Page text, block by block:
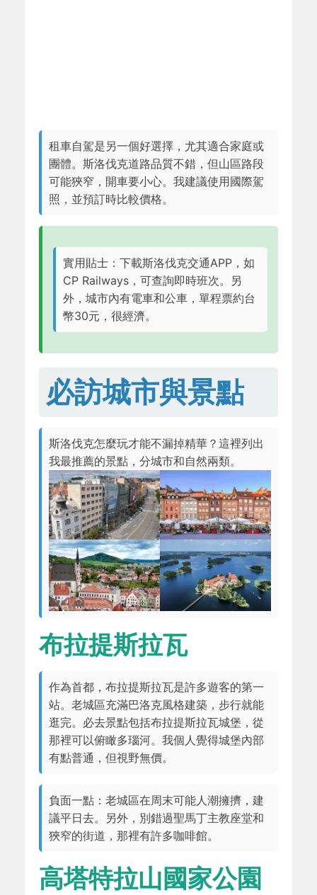
租車自駕是另一個好選擇，尤其適合家庭或
團體。斯洛伐克道路品質不錯，但山區路段
可能狹窄，開車要小心。我建議使用國際駕
照，並預訂時比較價格。
實用貼士：下載斯洛伐克交通APP，如
CP Railways，可查詢即時班次。另
外，城市內有電車和公車，單程票約台
幣30元，很經濟。
必訪城市與景點
斯洛伐克怎麼玩才能不漏掉精華？這裡列出
我最推薦的景點，分城市和自然兩類。
布拉提斯拉瓦
作為首都，布拉提斯拉瓦是許多遊客的第一
站。老城區充滿巴洛克風格建築，步行就能
逛完。必去景點包括布拉提斯拉瓦城堡，從
那裡可以俯瞰多瑙河。我個人覺得城堡內部
有點普通，但視野無價。
負面一點：老城區在周末可能人潮擁擠，建
議平日去。另外，別錯過聖馬丁主教座堂和
狹窄的街道，那裡有許多咖啡館。
高塔特拉山國家公園